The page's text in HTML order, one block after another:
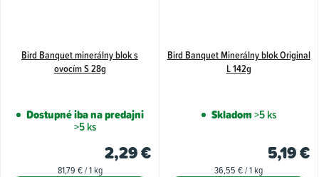
Bird Banquet minerálny blok s
ovocím S 28g
Dostupné iba na predajni
>5 ks
2,29 €
Jednotková
81,79 € / 1 kg
Bird Banquet Minerálny blok Original
L 142g
Skladom>5 ks
5,19 €
Jednotková
36,55 € / 1 kg